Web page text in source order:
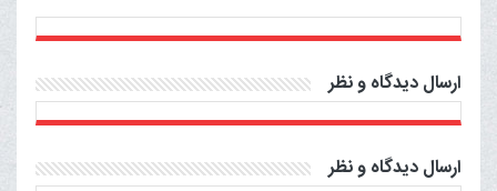
ارسال دیدگاه و نظر
ارسال دیدگاه و نظر